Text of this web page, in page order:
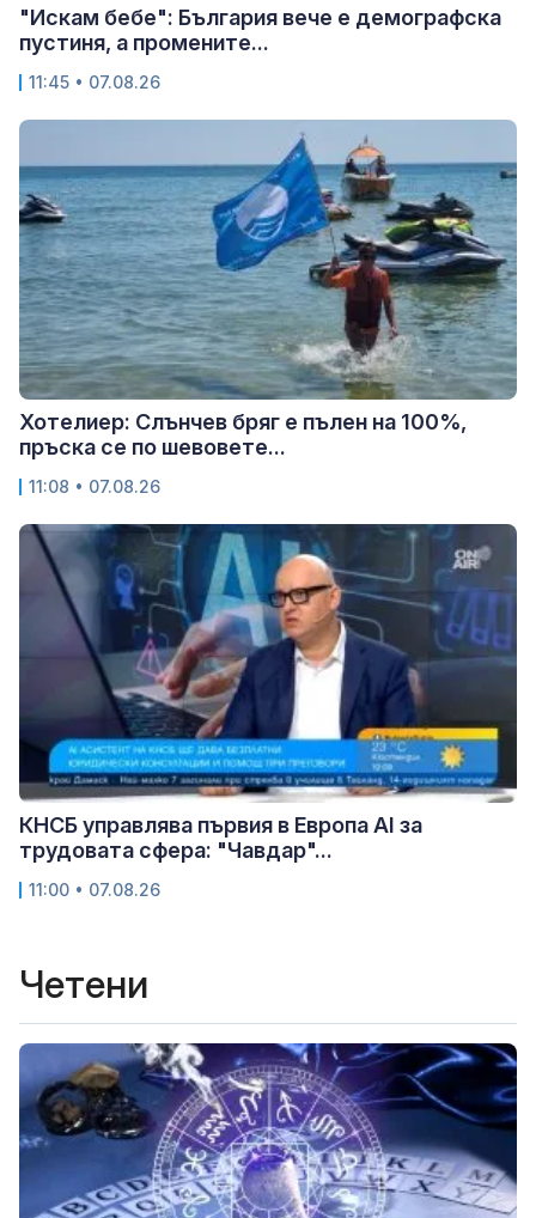
"Искам бебе": България вече е демографска
пустиня, а промените...
11:45 • 07.08.26
Хотелиер: Слънчев бряг е пълен на 100%,
пръска се по шевовете...
11:08 • 07.08.26
КНСБ управлява първия в Европа AI за
трудовата сфера: "Чавдар"...
11:00 • 07.08.26
Четени